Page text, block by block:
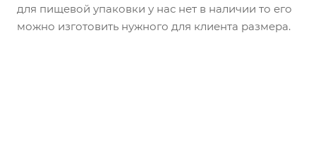
для пищевой упаковки у нас нет в наличии то его
можно изготовить нужного для клиента размера.